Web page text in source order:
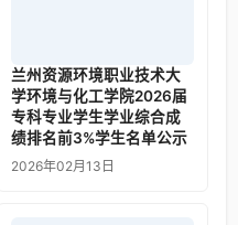
兰州资源环境职业技术大
学环境与化工学院2026届
专科专业学生学业综合成
绩排名前3%学生名单公示
2026年02月13日